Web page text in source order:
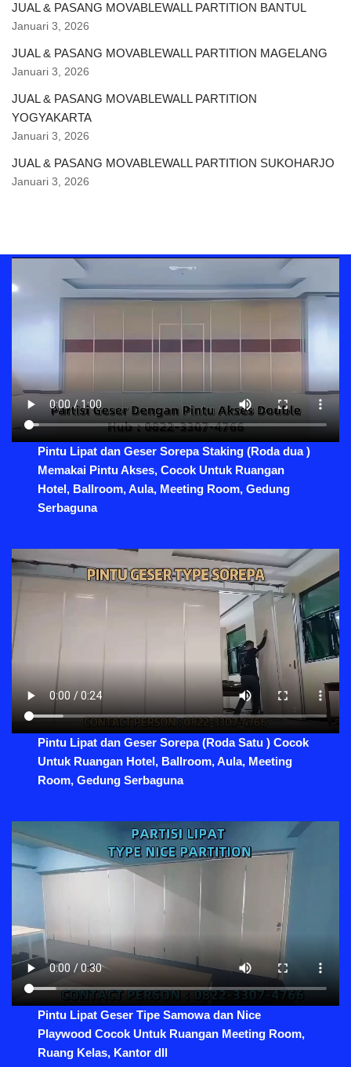
JUAL & PASANG MOVABLEWALL PARTITION BANTUL
Januari 3, 2026
JUAL & PASANG MOVABLEWALL PARTITION MAGELANG
Januari 3, 2026
JUAL & PASANG MOVABLEWALL PARTITION
YOGYAKARTA
Januari 3, 2026
JUAL & PASANG MOVABLEWALL PARTITION SUKOHARJO
Januari 3, 2026
Pintu Lipat dan Geser Sorepa Staking (Roda dua )
Memakai Pintu Akses, Cocok Untuk Ruangan
Hotel, Ballroom, Aula, Meeting Room, Gedung
Serbaguna
Pintu Lipat dan Geser Sorepa (Roda Satu ) Cocok
Untuk Ruangan Hotel, Ballroom, Aula, Meeting
Room, Gedung Serbaguna
Pintu Lipat Geser Tipe Samowa dan Nice
Playwood Cocok Untuk Ruangan Meeting Room,
Ruang Kelas, Kantor dll